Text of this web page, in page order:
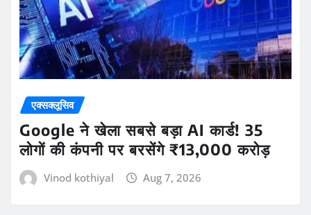
एक्सक्लूसिव
Google ने खेला सबसे बड़ा AI कार्ड! 35
लोगों की कंपनी पर बरसेंगे ₹13,000 करोड़
Vinod kothiyal Aug 7, 2026